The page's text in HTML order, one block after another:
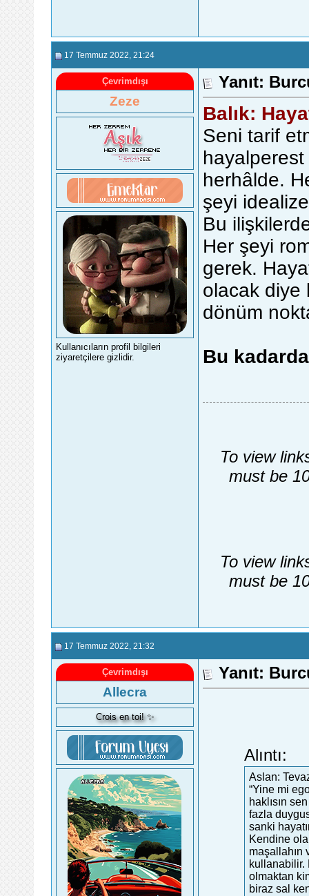
17 Temmuz 2022 , 21:24
Çevrimdışı
Zeze
Kullanıcıların profil bilgileri
ziyaretçilere gizlidir.
Yanıt:
Balık:
Seni tarif
hayalperest
herhâlde.
şeyi
Bu
Her şeyi
gerek.
olacak diye
dönüm
Bu
To view
must be
To view
must be
17 Temmuz 2022 , 21:32
Çevrimdışı
Allecra
Crois en toi! ✨
Yanıt:
Alıntı:
Aslan:
“Yine mi
haklısın
fazla
sanki
Kendine
maşallahın
kullanabilir.
olmaktan
biraz sal